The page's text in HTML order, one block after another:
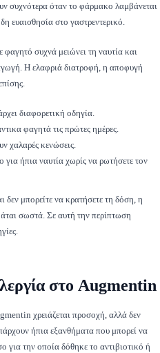
συχνότερα όταν το φάρμακο λαμβάνεται
ευαισθησία στο γαστρεντερικό.
συχνά μειώνει τη ναυτία και
Η ελαφριά διατροφή, η αποφυγή
διαφορετική οδηγία.
φαγητά τις πρώτες ημέρες.
χαλαρές κενώσεις.
ήπια ναυτία χωρίς να ρωτήσετε τον
δεν μπορείτε να κρατήσετε τη δόση, η
σωστά. Σε αυτή την περίπτωση
στο Augmentin
χρειάζεται προσοχή, αλλά δεν
ήπια εξανθήματα που μπορεί να
για την οποία δόθηκε το αντιβιοτικό ή